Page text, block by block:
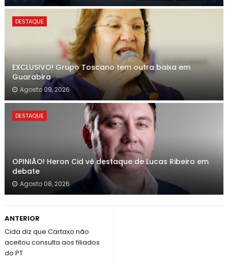
DESTAQUE
EXCLUSIVO! Grupo Toscano tem outra baixa em
Guarabira
Agosto 09, 2026
DESTAQUE
OPINIÃO! Heron Cid vê destaque de Lucas Ribeiro em
debate
Agosto 08, 2026
ANTERIOR
Cida diz que Cartaxo não
aceitou consulta aos filiados
do PT